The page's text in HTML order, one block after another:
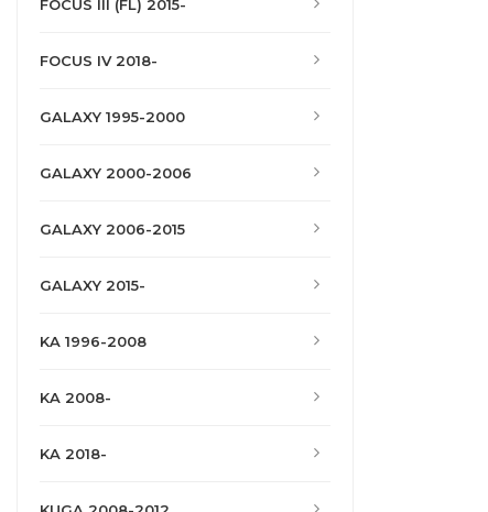
FOCUS III (FL) 2015-
FOCUS IV 2018-
GALAXY 1995-2000
GALAXY 2000-2006
GALAXY 2006-2015
GALAXY 2015-
KA 1996-2008
KA 2008-
KA 2018-